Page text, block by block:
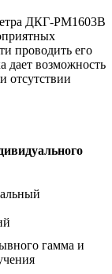
ДКГ-РМ1603В
проводить его
дает возможность
отсутствии
гамма и